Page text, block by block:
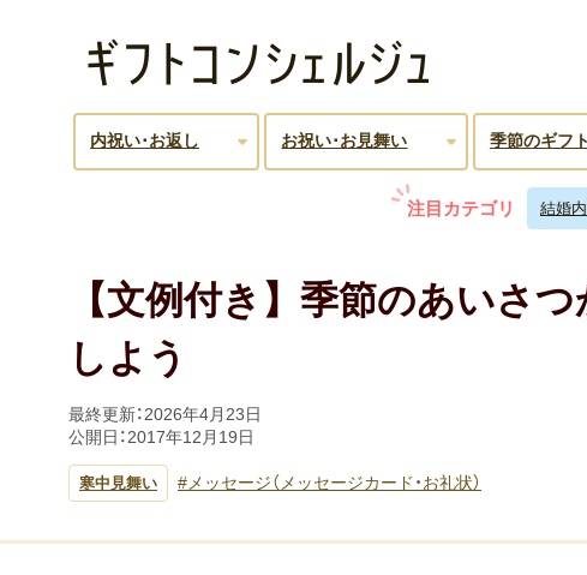
内祝い･お返し お祝い･お見舞い 季節のギフト
注目カテゴリ 結婚
【文例付き】季節のあいさ
しよう
最終更新：2026年4月23日
公開日：2017年12月19日
寒中見舞い メッセージ（メッセージカード・お礼状）